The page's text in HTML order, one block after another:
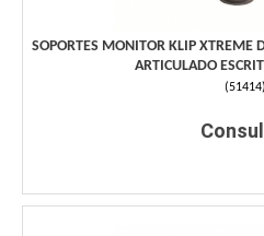
SOPORTES MONITOR KLIP XTREME
ARTICULADO
(51414)